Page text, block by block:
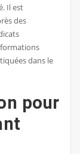
Il est
des
dans le
pour